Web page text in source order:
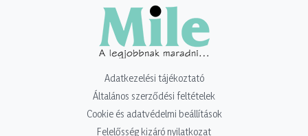
Adatkezelési tájékoztató
Általános szerződési feltételek
Cookie és adatvédelmi beállítások
Felelősség kizáró nyilatkozat